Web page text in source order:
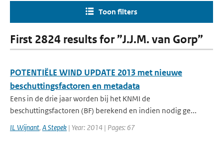
Toon filters
First 2824 results for ”J.J.M. van Gorp”
POTENTIËLE WIND UPDATE 2013 met nieuwe
beschuttingsfactoren en metadata
Eens in de drie jaar worden bij het KNMI de
beschuttingsfactoren (BF) berekend en indien nodig ge...
IL Wijnant, A Stepek | Year: 2014 | Pages: 67